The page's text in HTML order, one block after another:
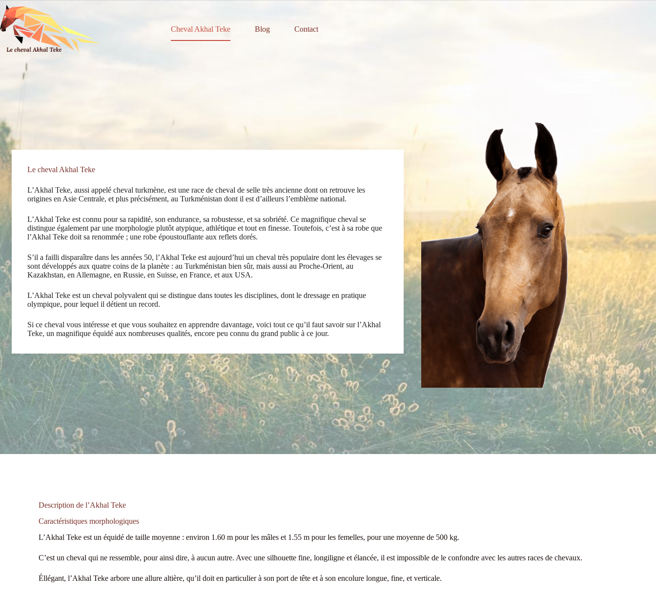
Passer
au
contenu
Cheval Akhal Teke
Blog Contact
Le cheval Akhal Teke
L’Akhal Teke, aussi appelé cheval turkmène, est une race de cheval de selle très ancienne dont on retrouve les
origines en Asie Centrale, et plus précisément, au Turkménistan dont il est d’ailleurs l’emblème national.
L’Akhal Teke est connu pour sa rapidité, son endurance, sa robustesse, et sa sobriété. Ce magnifique cheval se
distingue également par une morphologie plutôt atypique, athlétique et tout en finesse. Toutefois, c’est à sa robe que
l’Akhal Teke doit sa renommée ; une robe époustouflante aux reflets dorés.
S’il a failli disparaître dans les années 50, l’Akhal Teke est aujourd’hui un cheval très populaire dont les élevages se
sont développés aux quatre coins de la planète : au Turkménistan bien sûr, mais aussi au Proche-Orient, au
Kazakhstan, en Allemagne, en Russie, en Suisse, en France, et aux USA.
L’Akhal Teke est un cheval polyvalent qui se distingue dans toutes les disciplines, dont le dressage en pratique
olympique, pour lequel il détient un record.
Si ce cheval vous intéresse et que vous souhaitez en apprendre davantage, voici tout ce qu’il faut savoir sur l’Akhal
Teke, un magnifique équidé aux nombreuses qualités, encore peu connu du grand public à ce jour.
Description de l’Akhal Teke
Caractéristiques morphologiques
L’Akhal Teke est un équidé de taille moyenne : environ 1.60 m pour les mâles et 1.55 m pour les femelles, pour une moyenne de 500 kg.
C’est un cheval qui ne ressemble, pour ainsi dire, à aucun autre. Avec une silhouette fine, longiligne et élancée, il est impossible de le confondre avec les autres races de chevaux.
Éllégant, l’Akhal Teke arbore une allure altière, qu’il doit en particulier à son port de tête et à son encolure longue, fine, et verticale.